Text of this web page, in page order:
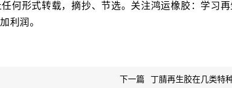
何形式转载，摘抄、节选。关注鸿运橡胶：学习
利润。
下一篇 丁腈再生胶在几类特